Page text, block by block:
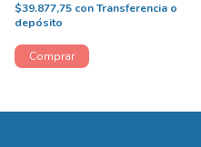
$39.877,75 conTransferencia o
depósito